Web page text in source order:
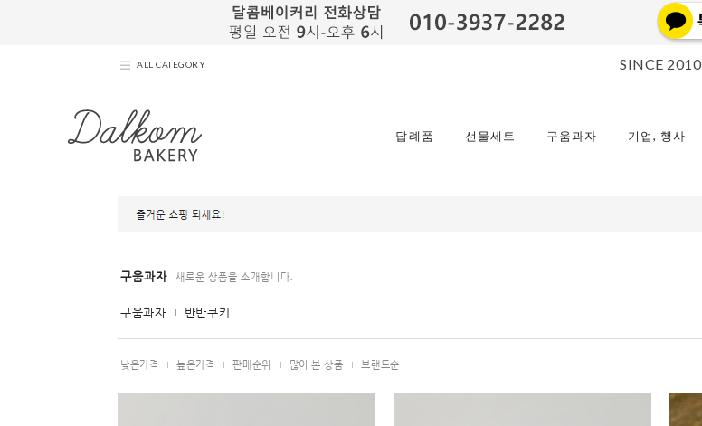
ALL CATEGORY SINCE 2010
답례품 선물세트 구움과자 기업, 행사
구움과자 새로운 상품을 소개합니다.
구움과자 반반쿠키
낮은가격 높은가격 판매순위 많이 본 상품 브랜드순